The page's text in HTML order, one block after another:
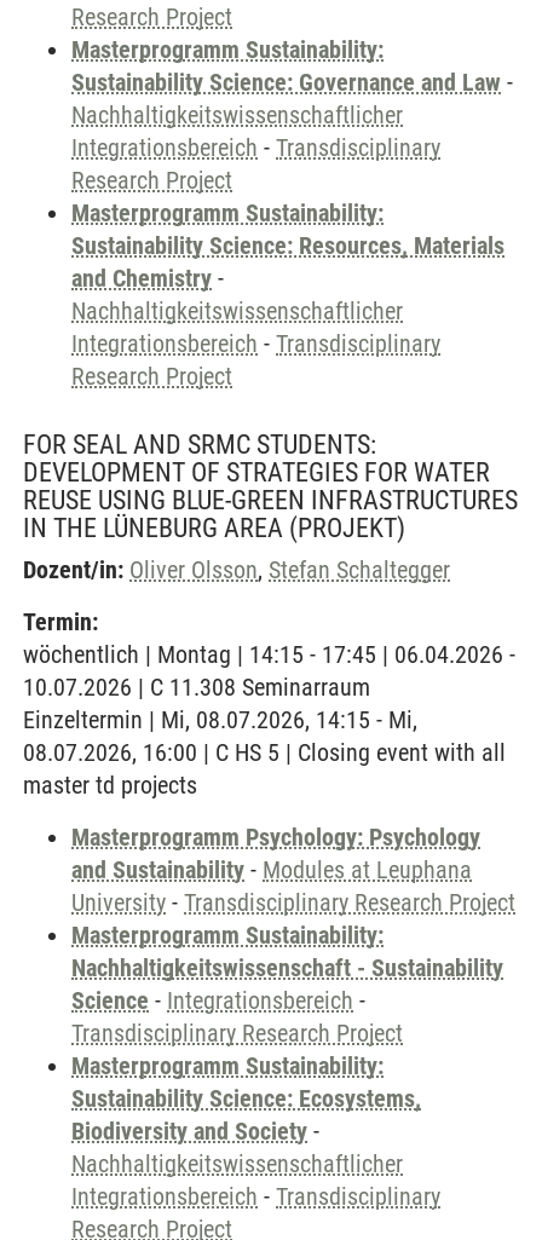
Research Project
Masterprogramm Sustainability:
Sustainability Science: Governance and Law -
Nachhaltigkeitswissenschaftlicher
Integrationsbereich - Transdisciplinary
Research Project
Masterprogramm Sustainability:
Sustainability Science: Resources, Materials
and Chemistry -
Nachhaltigkeitswissenschaftlicher
Integrationsbereich - Transdisciplinary
Research Project
FOR SEAL AND SRMC STUDENTS:
DEVELOPMENT OF STRATEGIES FOR WATER
REUSE USING BLUE-GREEN INFRASTRUCTURES
IN THE LÜNEBURG AREA (PROJEKT)
Dozent/in: Oliver Olsson, Stefan Schaltegger
Termin:
wöchentlich | Montag | 14:15 - 17:45 | 06.04.2026 -
10.07.2026 | C 11.308 Seminarraum
Einzeltermin | Mi, 08.07.2026, 14:15 - Mi,
08.07.2026, 16:00 | C HS 5 | Closing event with all
master td projects
Masterprogramm Psychology: Psychology
and Sustainability - Modules at Leuphana
University - Transdisciplinary Research Project
Masterprogramm Sustainability:
Nachhaltigkeitswissenschaft - Sustainability
Science - Integrationsbereich -
Transdisciplinary Research Project
Masterprogramm Sustainability:
Sustainability Science: Ecosystems,
Biodiversity and Society -
Nachhaltigkeitswissenschaftlicher
Integrationsbereich - Transdisciplinary
Research Project